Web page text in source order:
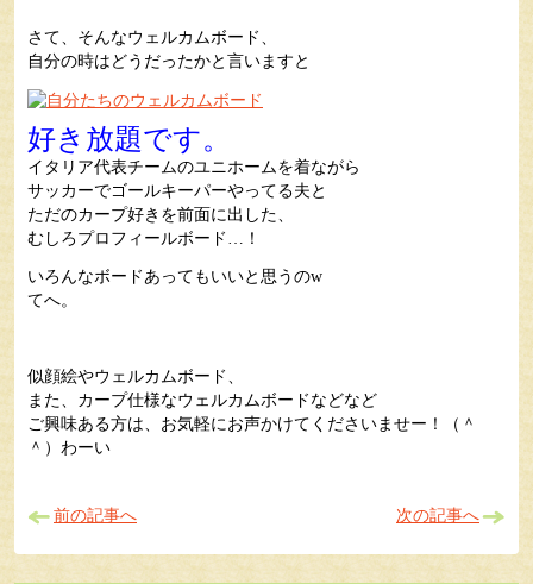
さて、そんなウェルカムボード、
自分の時はどうだったかと言いますと
好き放題です。
イタリア代表チームのユニホームを着ながら
サッカーでゴールキーパーやってる夫と
ただのカープ好きを前面に出した、
むしろプロフィールボード…！
いろんなボードあってもいいと思うのw
てへ。
似顔絵やウェルカムボード、
また、カープ仕様なウェルカムボードなどなど
ご興味ある方は、お気軽にお声かけてくださいませー！（＾
＾）わーい
前の記事へ 次の記事へ